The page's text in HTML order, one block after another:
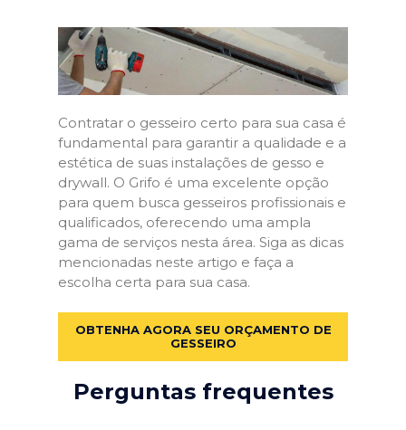
Contratar o gesseiro certo para sua casa é
fundamental para garantir a qualidade e a
estética de suas instalações de gesso e
drywall. O Grifo é uma excelente opção
para quem busca gesseiros profissionais e
qualificados, oferecendo uma ampla
gama de serviços nesta área. Siga as dicas
mencionadas neste artigo e faça a
escolha certa para sua casa.
OBTENHA AGORA SEU ORÇAMENTO DE
GESSEIRO
Perguntas frequentes